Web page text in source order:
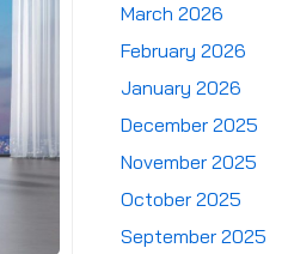
March 2026
February 2026
January 2026
December 2025
November 2025
October 2025
September 2025